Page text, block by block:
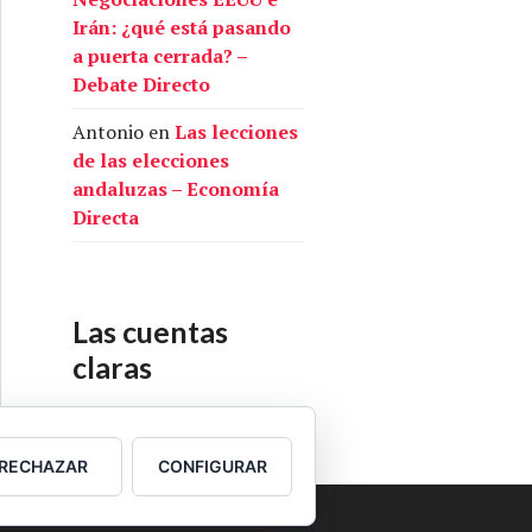
Irán: ¿qué está pasando
a puerta cerrada? –
Debate Directo
Antonio enLas lecciones
de las elecciones
andaluzas – Economía
Directa
Las cuentas
claras
Nuestras cuentas
CONFIGURAR